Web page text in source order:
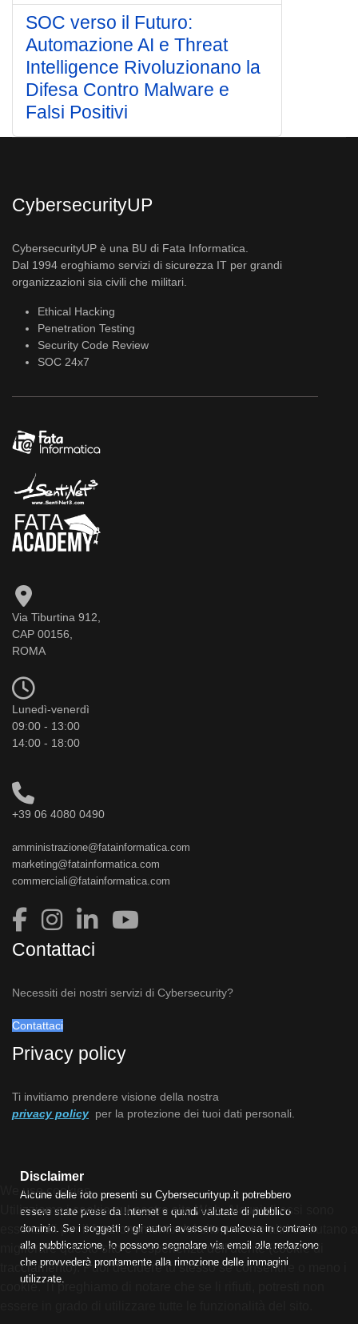
SOC verso il Futuro:
Automazione AI e Threat
Intelligence Rivoluzionano la
Difesa Contro Malware e
Falsi Positivi
CybersecurityUP
CybersecurityUP è una BU di Fata Informatica.
Dal 1994 eroghiamo servizi di sicurezza IT per grandi
organizzazioni sia civili che militari.
Ethical Hacking
Penetration Testing
Security Code Review
SOC 24x7
Via Tiburtina 912,
CAP 00156,
ROMA
Lunedì-venerdì
09:00 - 13:00
14:00 - 18:00
+39 06 4080 0490
amministrazione@fatainformatica.com
marketing@fatainformatica.com
commerciali@fatainformatica.com
Contattaci
Necessiti dei nostri servizi di Cybersecurity?
Contattaci
Privacy policy
Ti invitiamo prendere visione della nostra
privacy policy per la protezione dei tuoi dati personali.
Disclaimer
Alcune delle foto presenti su Cybersecurityup.it potrebbero
essere state prese da Internet e quindi valutate di pubblico
dominio. Se i soggetti o gli autori avessero qualcosa in contrario
alla pubblicazione, lo possono segnalare via email alla redazione
che provvederà prontamente alla rimozione delle immagini
utilizzate.
We use cookies
Utilizziamo i cookie sul nostro sito Web. Alcuni di essi sono
essenziali per il funzionamento del sito, mentre altri ci aiutano a
migliorare questo sito e l'esperienza dell'utente (cookie di
tracciamento). Puoi decidere tu stesso se consentire o meno i
cookie. Ti preghiamo di notare che se li rifiuti, potresti non